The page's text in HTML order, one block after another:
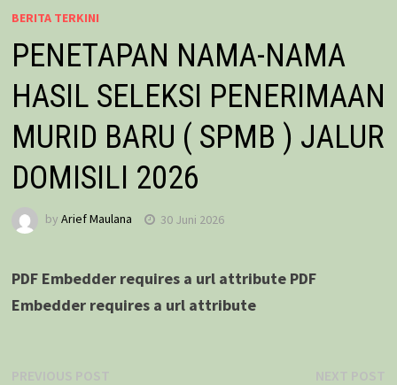
BERITA TERKINI
PENETAPAN NAMA-NAMA
HASIL SELEKSI PENERIMAAN
MURID BARU ( SPMB ) JALUR
DOMISILI 2026
by Arief Maulana 30 Juni 2026
PDF Embedder requires a url attribute PDF
Embedder requires a url attribute
PREVIOUS POSTPrevious
NEXT POST